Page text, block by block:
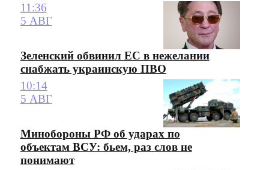
11:36
5 АВГ
Зеленский обвинил ЕС в нежелании
снабжать украинскую ПВО
10:14
5 АВГ
Минобороны РФ об ударах по
объектам ВСУ: бьем, раз слов не
понимают